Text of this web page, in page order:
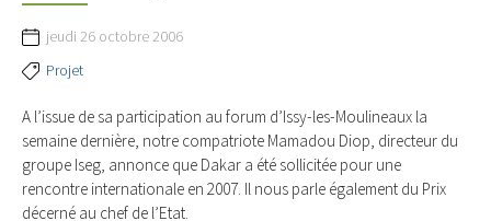
jeudi 26 octobre 2006
Projet
A l’issue de sa participation au forum d’Issy-les-Moulineaux la
semaine dernière, notre compatriote Mamadou Diop, directeur du
groupe Iseg, annonce que Dakar a été sollicitée pour une
rencontre internationale en 2007. Il nous parle également du Prix
décerné au chef de l’Etat.